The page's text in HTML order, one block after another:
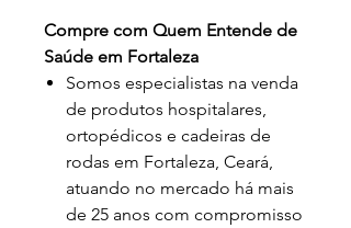
Compre com Quem Entende de
Saúde em Fortaleza
Somos especialistas na venda
de produtos hospitalares,
ortopédicos e cadeiras de
rodas em Fortaleza, Ceará,
atuando no mercado há mais
de 25 anos com compromisso